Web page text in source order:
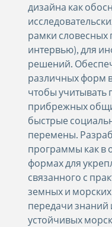
дизайна как
рамки словесных
интервью), для
решений.
различных форм
чтобы учитывать
прибрежных
быстрые
перемены.
программы как в
формах для
связанного с
земных и
передачи
устойчивых